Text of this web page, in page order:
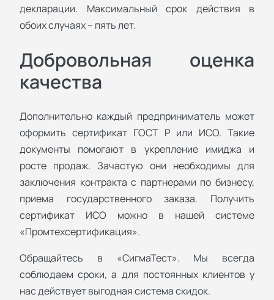
декларации. Максимальный срок действия в
обоих случаях – пять лет.
Добровольная оценка
качества
Дополнительно каждый предприниматель может
оформить сертификат ГОСТ Р или ИСО. Такие
документы помогают в укрепление имиджа и
росте продаж. Зачастую они необходимы для
заключения контракта с партнерами по бизнесу,
приема государственного заказа. Получить
сертификат ИСО можно в нашей системе
«Промтехсертификация».
Обращайтесь в «СигмаТест». Мы всегда
соблюдаем сроки, а для постоянных клиентов у
нас действует выгодная система скидок.